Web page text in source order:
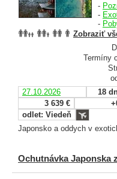
-
-
-
Zobraziť
Termíny
27.10.2026
18
3 639 €
odlet: Viedeň
Japonsko a oddych v
Ochutnávka Japonska